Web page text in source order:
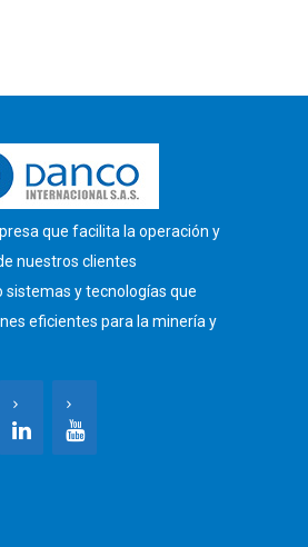
que facilita la operación y
nuestros clientes
sistemas y tecnologías que
eficientes para la minería y